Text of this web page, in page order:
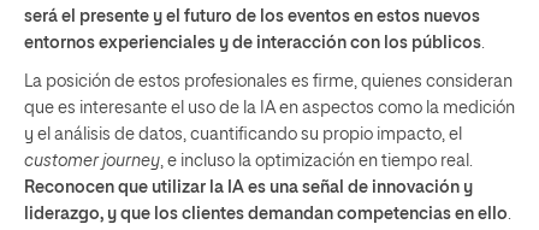
será el presente y el futuro de los eventos en estos nuevos
entornos experienciales y de interacción con los públicos
La posición de estos profesionales es firme, quienes consideran
que es interesante el uso de la IA en aspectos como la medición
y el análisis de datos, cuantificando su propio impacto, el
customer journey , e incluso la optimización en tiempo real.
Reconocen que utilizar la IA es una señal de innovación y
liderazgo, y que los clientes demandan competencias en ello